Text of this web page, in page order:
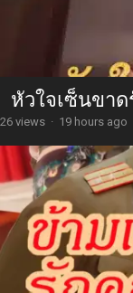
หัวใจเซ็นขา
26 views · 19 hours ago